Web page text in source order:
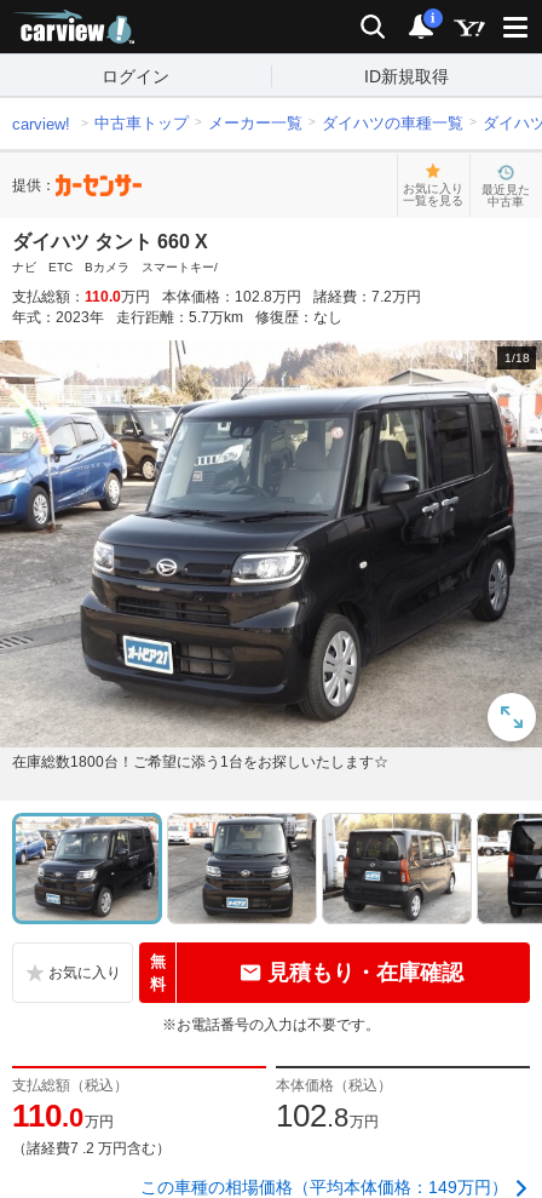
検索 通知
i
ログイン ID新規取得
carview! 中古車トップ メーカー一覧 ダイハツの車種一覧 ダイハ
提供：
お気に入り
一覧を見る
最近見た
中古車
ダイハツ タント 660 X
ナビ ETC Bカメラ スマートキー/
支払総額： 110.0万円 本体価格： 102.8万円 諸経費： 7.2万円
年式： 2023年 走行距離： 5.7万km 修復歴： なし
1/18
在庫総数1800台！ご希望に添う1台をお探しいたします☆
無
料
見積もり・在庫確認
※お電話番号の入力は不要です。
支払総額（税込）
110.0万円
（諸経費7 .2 万円含む）
本体価格（税込）
102.8万円
この車種の相場価格（平均本体価格：149万円）